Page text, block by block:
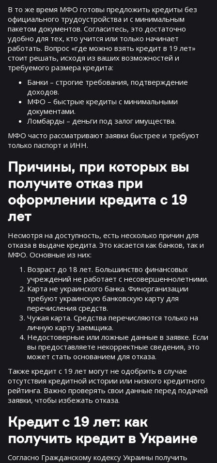
В то же время МФО готовы предложить кредиты без
официального трудоустройства и с минимальным
пакетом документов. Согласитесь, это достаточно
удобно для тех, кто учится или только начинает
работать. Вопрос «где можно взять кредит в 19 лет»
стоит решать, исходя из ваших возможностей и
требуемого размера кредита:
Банки – строгие требования, подтверждение
доходов.
МФО – быстрые кредиты с минимальными
документами.
Ломбарды – деньги под залог имущества.
МФО часто рассматривают заявки быстрее и требуют
только паспорт и ИНН.
Причины, при которых вы
получите отказ при
оформлении кредита с 19
лет
Несмотря на доступность, есть несколько причин для
отказа в выдаче кредита. Это касается как банков, так и
МФО. Основные из них:
Возраст до 18 лет. Большинство финансовых
учреждений не работает с несовершеннолетними.
Карта не украинского банка. Финорганизации
требуют украинскую банковскую карту для
перечисления средств.
Чужая карта. Средства перечисляются только на
личную карту заемщика.
Недостоверные или ложные данные в заявке. Если
вы предоставляете некорректные сведения, это
может стать основанием для отказа.
Также кредит с 19 лет могут не одобрить в случае
отсутствия кредитной истории или низкого кредитного
рейтинга. Важно проверять свои данные перед подачей
заявки, чтобы избежать отказа.
Кредит с 19 лет: как
получить кредит в Украине
Согласно Гражданскому кодексу Украины получить